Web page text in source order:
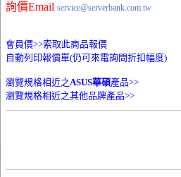
詢價Email service@serverbank.com.tw
會員價>>索取此商品報價
自動列印報價單(仍可來電詢問折扣幅度)
瀏覽規格相近之ASUS華碩產品>>
瀏覽規格相近之其他品牌產品>>